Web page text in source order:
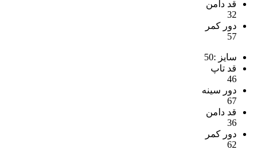
قد دامن
32
دور کمر
57
سایز :50
قد تاپ
46
دور سینه
67
قد دامن
36
دور کمر
62